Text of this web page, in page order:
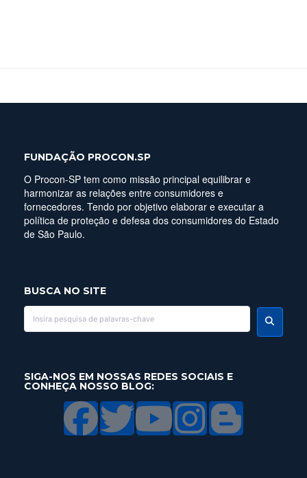
FUNDAÇÃO PROCON.SP
O Procon-SP tem como missão principal equilibrar e
harmonizar as relações entre consumidores e
fornecedores. Tendo por objetivo elaborar e executar a
política de proteção e defesa dos consumidores do Estado
de São Paulo.
BUSCA NO SITE
SIGA-NOS EM NOSSAS REDES SOCIAIS E
CONHEÇA NOSSO BLOG: